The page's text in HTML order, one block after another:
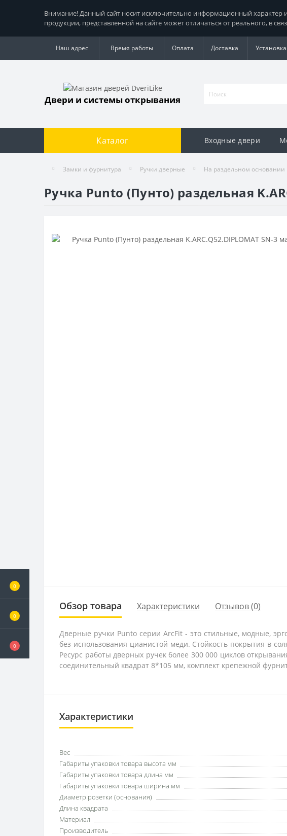
0
0
0
Внимание! Данный сайт носит исключительно информационный характер
продукции, представленной на сайте может отличаться от реального, в
Наш адрес Время работы Оплата Доставка Установка
Двери и системы открывания
Каталог Входные двери
Замки и фурнитура Ручки дверные На раздельном основании
Ручка Punto (Пунто) раздельная
Обзор товара Характеристики Отзывов (0)
Дверные ручки Punto серии ArcFit - это стильные, модные,
без использования цианистой меди. Стойкость покрытия в
Ресурс работы дверных ручек более 300 000 циклов
соединительный квадрат 8*105 мм, комплект крепежной
Характеристики
Вес
Габариты упаковки товара высота мм
Габариты упаковки товара длина мм
Габариты упаковки товара ширина мм
Диаметр розетки (основания)
Длина квадрата
Материал
Производитель